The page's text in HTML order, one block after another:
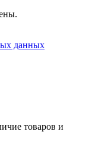
данных
товаров и